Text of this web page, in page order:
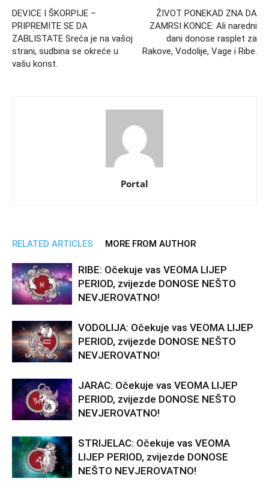
DEVICE I ŠKORPIJE –
PRIPREMITE SE DA
ZABLISTATE Sreća je na vašoj
strani, sudbina se okreće u
vašu korist.
ŽIVOT PONEKAD ZNA DA
ZAMRSI KONCE: Ali naredni
dani donose rasplet za
Rakove, Vodolije, Vage i Ribe.
Portal
RELATED ARTICLES MORE FROM AUTHOR
RIBE: Očekuje vas VEOMA LIJEP
PERIOD, zvijezde DONOSE NEŠTO
NEVJEROVATNO!
VODOLIJA: Očekuje vas VEOMA LIJEP
PERIOD, zvijezde DONOSE NEŠTO
NEVJEROVATNO!
JARAC: Očekuje vas VEOMA LIJEP
PERIOD, zvijezde DONOSE NEŠTO
NEVJEROVATNO!
STRIJELAC: Očekuje vas VEOMA
LIJEP PERIOD, zvijezde DONOSE
NEŠTO NEVJEROVATNO!